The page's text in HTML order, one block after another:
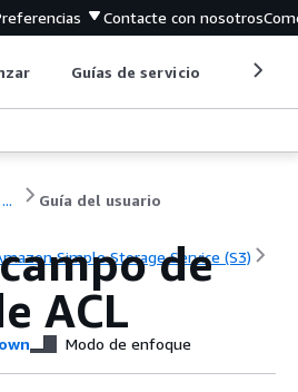
Contacte con nosotros
Guías de servicio
... Guía del usuario
Simple Storage Service (S3)
de
ACL
Modo de enfoque